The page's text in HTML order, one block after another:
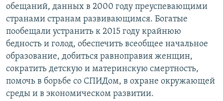
обещаний, данных в 2000 году преуспевающими
странами странам развивающимся. Богатые
пообещали устранить к 2015 году крайнюю
бедность и голод, обеспечить всеобщее начальное
образование, добиться равноправия женщин,
сократить детскую и материнскую смертность,
помочь в борьбе со СПИДом, в охране окружающей
среды и в экономическом развитии.